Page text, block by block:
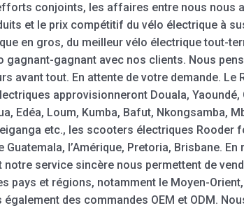
conjoints, les affaires entre nous nous
et le prix compétitif du vélo électrique à
en gros, du meilleur vélo électrique tout-
gagnant avec nos clients. Nous
avant tout. En attente de votre demande.
approvisionneront Douala, Yaoundé,
Edéa, Loum, Kumba, Bafut, Nkongsamba,
etc., les scooters électriques Rooder
Guatemala, l’Amérique, Pretoria, Brisbane.
service sincère nous permettent de
pays et régions, notamment le Moyen-Orient,
des commandes OEM et ODM.